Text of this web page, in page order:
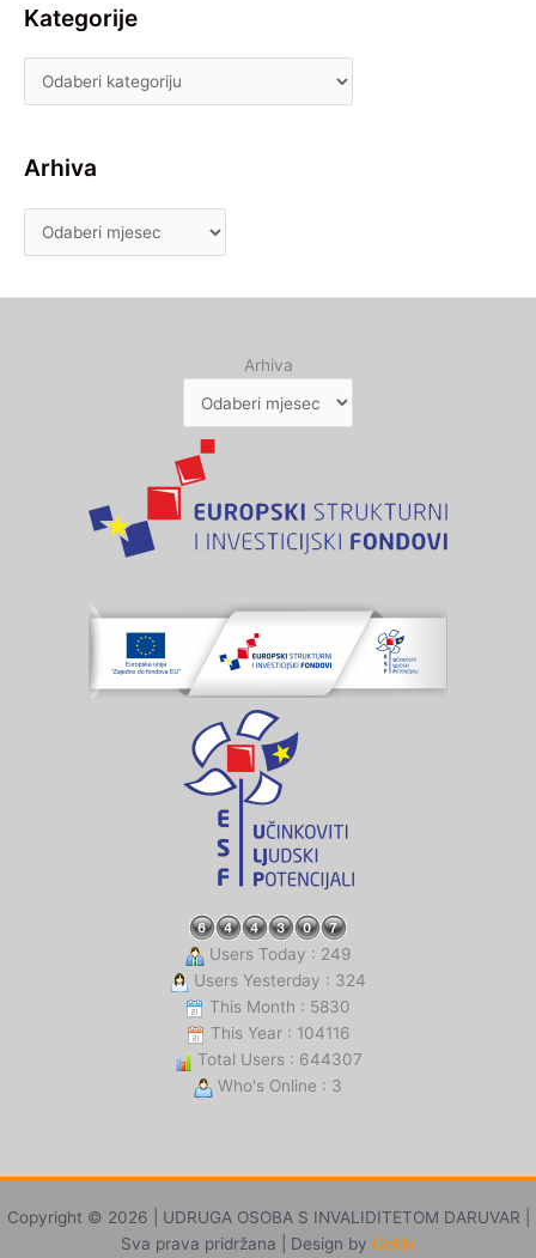
Kategorije
Arhiva
Arhiva
Users Today : 249
Users Yesterday : 324
This Month : 5830
This Year : 104116
Total Users : 644307
Who's Online : 3
Copyright © 2026 | UDRUGA OSOBA S INVALIDITETOM DARUVAR |
Sva prava pridržana | Design by Goldy